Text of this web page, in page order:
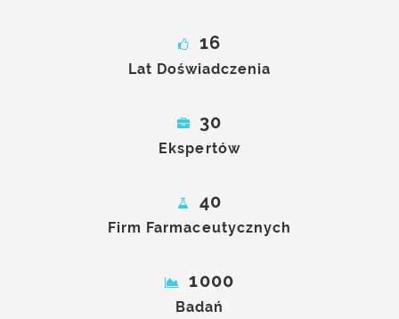
16
Lat Doświadczenia
30
Ekspertów
40
Firm Farmaceutycznych
1000
Badań